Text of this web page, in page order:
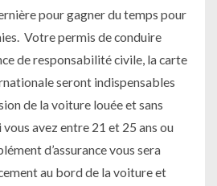
pour gagner du temps pour
Votre permis de conduire
de responsabilité civile, la carte
seront indispensables
de la voiture louée et sans
avez entre 21 et 25 ans ou
d’assurance vous sera
au bord de la voiture et